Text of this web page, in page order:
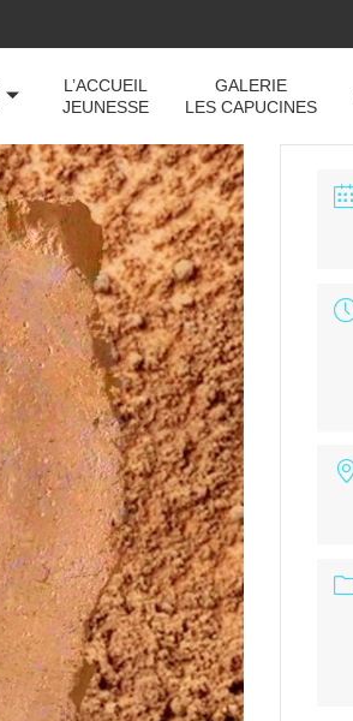
L’ACCUEIL
JEUNESSE
GALERIE
LES CAPUCINES